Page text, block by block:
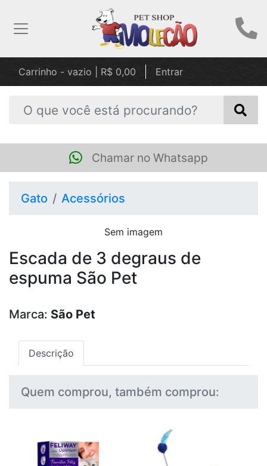
Carrinho - vazio | R$ 0,00 Entrar
Chamar no Whatsapp
Gato Acessórios
Sem imagem
Escada de 3 degraus de
espuma São Pet
Marca: São Pet
Descrição
Quem comprou, também comprou: